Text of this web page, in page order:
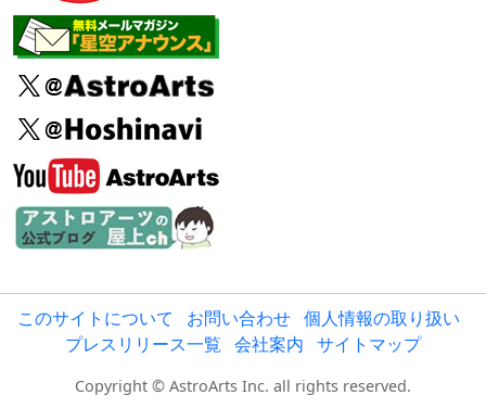
このサイトについて お問い合わせ 個人情報の取り扱い
プレスリリース一覧 会社案内 サイトマップ
Copyright © AstroArts Inc. all rights reserved.